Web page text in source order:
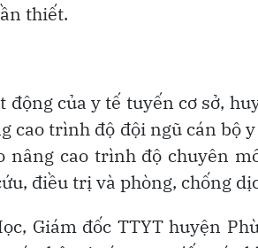
thiết.
động của y tế tuyến cơ sở,
cao trình độ đội ngũ cán bộ
nâng cao trình độ chuyên
điều trị và phòng, chống
Giám đốc TTYT huyện